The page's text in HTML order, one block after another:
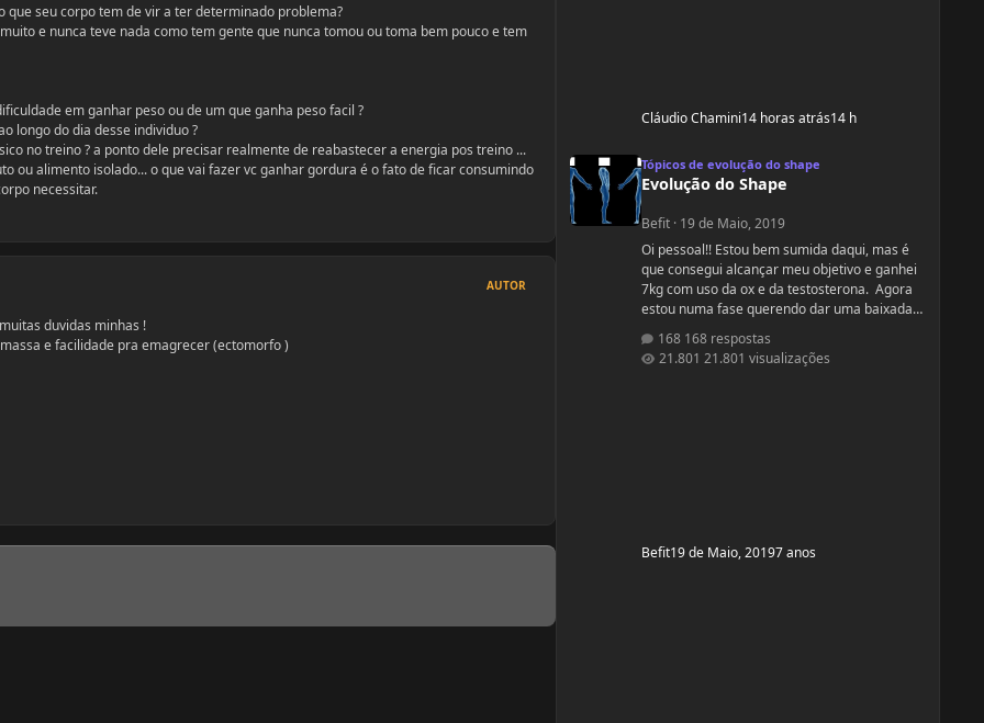
que seu corpo tem de vir a ter determinado problema?
e nunca teve nada como tem gente que nunca tomou ou toma bem pouco e tem
em ganhar peso ou de um que ganha peso facil ?
longo do dia desse individuo ?
no treino ? a ponto dele precisar realmente de reabastecer a energia pos treino ...
ou alimento isolado... o que vai fazer vc ganhar gordura é o fato de ficar consumindo
necessitar.
AUTOR
duvidas minhas !
e facilidade pra emagrecer (ectomorfo )
Cláudio Chamini14 horas atrás14 h
Tópicos de evolução do shape
Evolução do Shape
Befit· 19 de Maio, 2019
Oi pessoal!! Estou bem sumida daqui, mas é
que consegui alcançar meu objetivo e ganhei
7kg com uso da ox e da testosterona. Agora
estou numa fase querendo dar uma baixada
e saber exatamente o que devo fazer, gostaria
de compartilhamento de treinos e talvez
168 respostas
21.801 visualizações
Befit19 de Maio, 20197 anos